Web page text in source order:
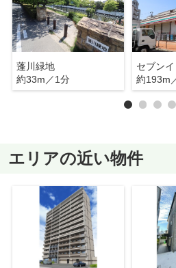
蓬川緑地
約33m／1分
約193m
エリアの近い物件